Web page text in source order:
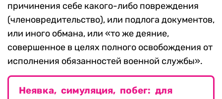
причинения себе какого-либо повреждения
(членовредительство), или подлога документов,
или иного обмана, или «то же деяние,
совершенное в целях полного освобождения от
исполнения обязанностей военной службы».
Неявка, симуляция, побег: для